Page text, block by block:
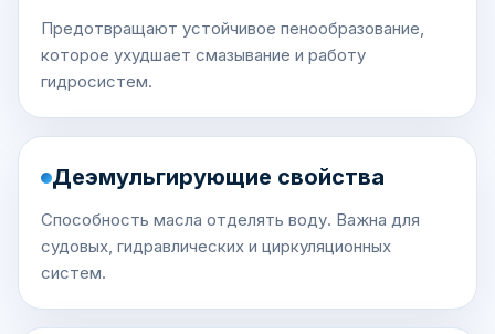
Предотвращают устойчивое пенообразование,
которое ухудшает смазывание и работу
гидросистем.
Деэмульгирующие свойства
Способность масла отделять воду. Важна для
судовых, гидравлических и циркуляционных
систем.